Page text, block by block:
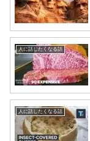
人に話したくなる話
人に話したくなる話